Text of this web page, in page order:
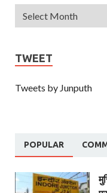
TWEET
Tweets by Junputh
POPULAR